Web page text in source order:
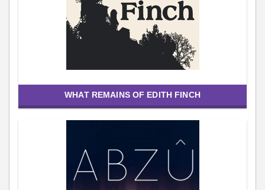
WHAT REMAINS OF EDITH FINCH